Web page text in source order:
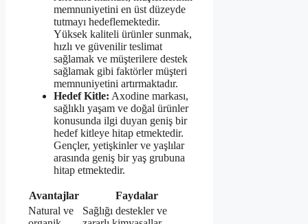
memnuniyetini en üst düzeyde
tutmayı hedeflemektedir.
Yüksek kaliteli ürünler sunmak,
hızlı ve güvenilir teslimat
sağlamak ve müşterilere destek
sağlamak gibi faktörler müşteri
memnuniyetini artırmaktadır.
Hedef Kitle: Axodine markası,
sağlıklı yaşam ve doğal ürünler
konusunda ilgi duyan geniş bir
hedef kitleye hitap etmektedir.
Gençler, yetişkinler ve yaşlılar
arasında geniş bir yaş grubuna
hitap etmektedir.
Avantajlar
Faydalar
Natural ve
Sağlığı destekler ve